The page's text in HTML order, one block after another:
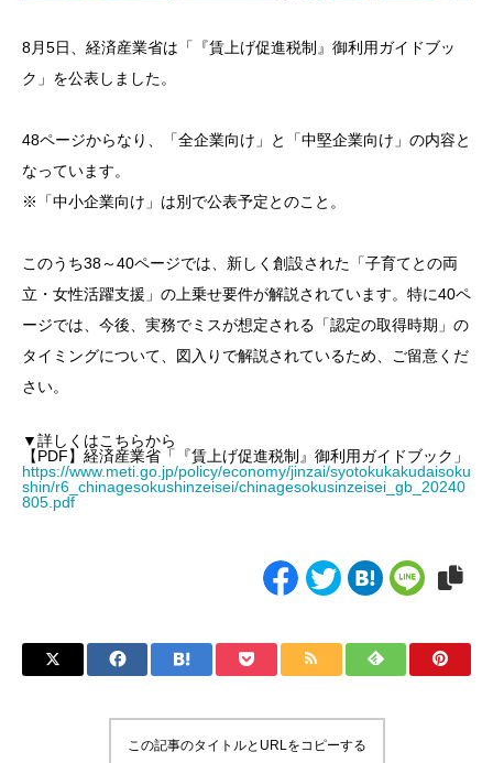
8月5日、経済産業省は「『賃上げ促進税制』御利用ガイドブッ
ク」を公表しました。
48ページからなり、「全企業向け」と「中堅企業向け」の内容と
なっています。
※「中小企業向け」は別で公表予定とのこと。
このうち38～40ページでは、新しく創設された「子育てとの両
立・女性活躍支援」の上乗せ要件が解説されています。特に40ペ
ージでは、今後、実務でミスが想定される「認定の取得時期」の
タイミングについて、図入りで解説されているため、ご留意くだ
さい。
▼詳しくはこちらから
【PDF】経済産業省「『賃上げ促進税制』御利用ガイドブック」
https://www.meti.go.jp/policy/economy/jinzai/syotokukakudaisoku
shin/r6_chinagesokushinzeisei/chinagesokusinzeisei_gb_20240
805.pdf
この記事のタイトルとURLをコピーする